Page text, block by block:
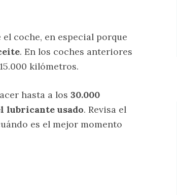
coche, en especial porque
. En los coches anteriores
kilómetros.
hasta a los 30.000
lubricante usado. Revisa el
es el mejor momento